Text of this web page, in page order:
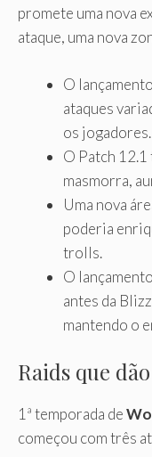
promete uma nova
ataque, uma nova
O
ataques
os jogadores.
O Patch 12.1
masmorra,
Uma nova
poderia
trolls.
O
antes da
mantendo o
Raids que
1ª temporada de
começou com três